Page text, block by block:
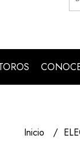
Inicio